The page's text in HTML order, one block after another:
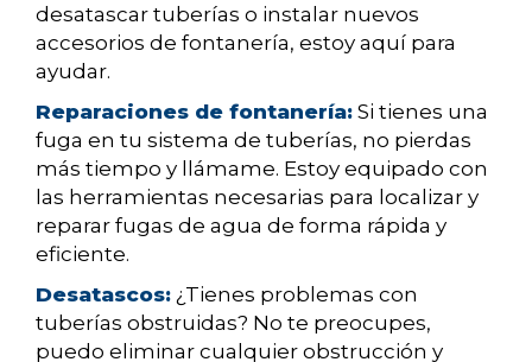
desatascar tuberías o instalar nuevos
accesorios de fontanería, estoy aquí para
ayudar.
Reparaciones de fontanería: Si tienes una
fuga en tu sistema de tuberías, no pierdas
más tiempo y llámame. Estoy equipado con
las herramientas necesarias para localizar y
reparar fugas de agua de forma rápida y
eficiente.
Desatascos: ¿Tienes problemas con
tuberías obstruidas? No te preocupes,
puedo eliminar cualquier obstrucción y